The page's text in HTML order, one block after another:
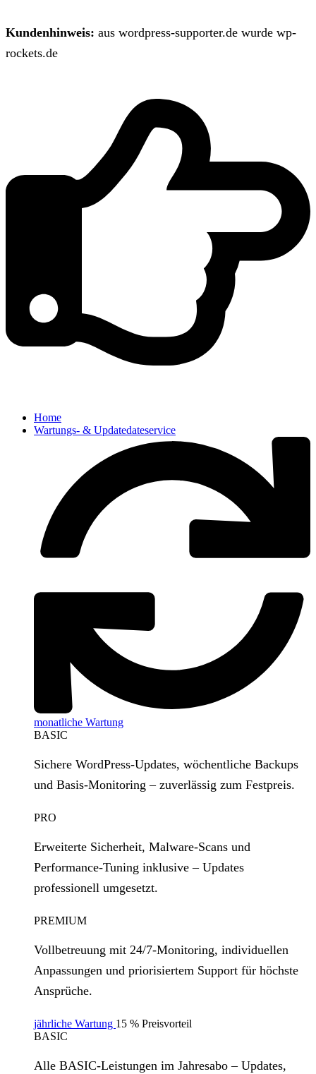
Kundenhinweis: aus wordpress-supporter.de wurde wp-
rockets.de
Home
Wartungs- & Updatedateservice
monatliche Wartung
BASIC
Sichere WordPress‑Updates, wöchentliche Backups
und Basis‑Monitoring – zuverlässig zum Festpreis.
PRO
Erweiterte Sicherheit, Malware‑Scans und
Performance‑Tuning inklusive – Updates
professionell umgesetzt.
PREMIUM
Vollbetreuung mit 24/7‑Monitoring, individuellen
Anpassungen und priorisiertem Support für höchste
Ansprüche.
jährliche Wartung 15 % Preisvorteil
BASIC
Alle BASIC‑Leistungen im Jahresabo – Updates,